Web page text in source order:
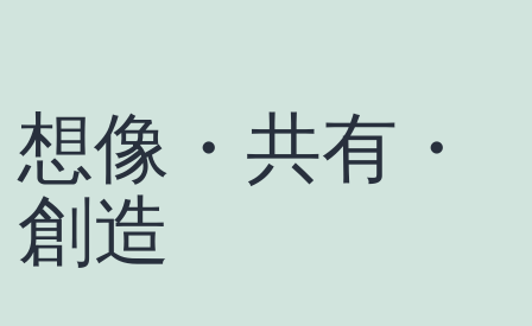
想像・共有・
創造